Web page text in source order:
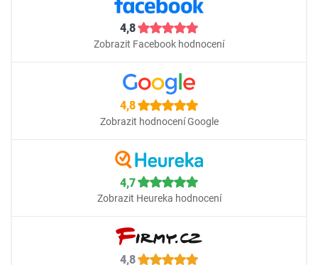
4,8
Zobrazit Facebook hodnocení
4,8
Zobrazit hodnocení Google
4,7
Zobrazit Heureka hodnocení
4,8